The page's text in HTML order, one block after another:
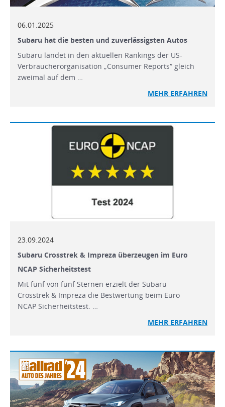
06.01.2025
Subaru hat die besten und zuverlässigsten Autos
Subaru landet in den aktuellen Rankings der US-
Verbraucherorganisation „Consumer Reports“ gleich
zweimal auf dem …
MEHR ERFAHREN
23.09.2024
Subaru Crosstrek & Impreza überzeugen im Euro
NCAP Sicherheitstest
Mit fünf von fünf Sternen erzielt der Subaru
Crosstrek & Impreza die Bestwertung beim Euro
NCAP Sicherheitstest. …
MEHR ERFAHREN